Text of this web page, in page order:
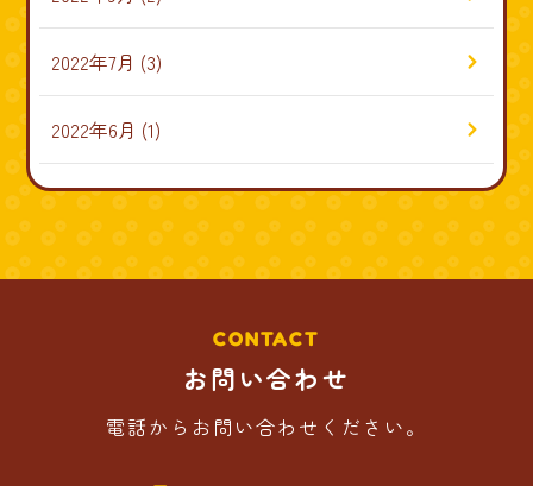
2022年7月 (3)
2022年6月 (1)
CONTACT
お問い合わせ
電話からお問い合わせください。